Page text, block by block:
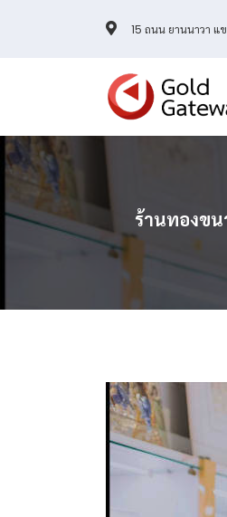
15 ถนน ยานนาวา แ
ร้านทองขน